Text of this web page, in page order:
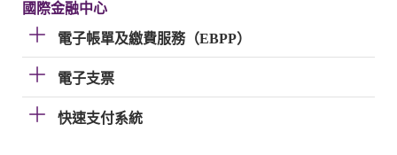
國際金融中心
電子帳單及繳費服務（EBPP）
電子支票
快速支付系統